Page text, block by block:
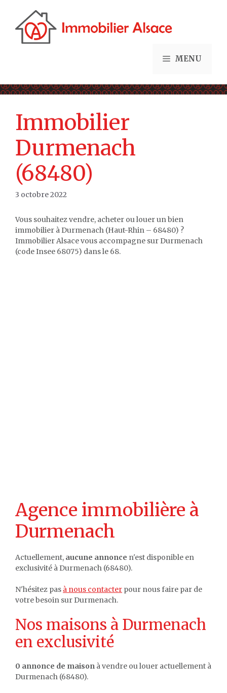
contenu
MENU
Immobilier
Durmenach
(68480)
3 octobre 2022
Vous souhaitez vendre, acheter ou louer un bien
immobilier à Durmenach (Haut-Rhin – 68480) ?
Immobilier Alsace vous accompagne sur Durmenach
(code Insee 68075) dans le 68.
Agence immobilière à
Durmenach
Actuellement, aucune annonce n'est disponible en
exclusivité à Durmenach (68480).
N'hésitez pas à nous contacter pour nous faire par de
votre besoin sur Durmenach.
Nos maisons à Durmenach
en exclusivité
0 annonce de maison à vendre ou louer actuellement à
Durmenach (68480).